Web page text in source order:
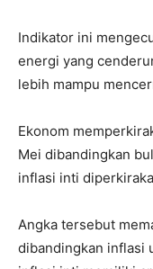
Indikator ini
energi yang
lebih mampu
Ekonom
Mei dibandingkan
inflasi inti
Angka tersebut
dibandingkan inflasi